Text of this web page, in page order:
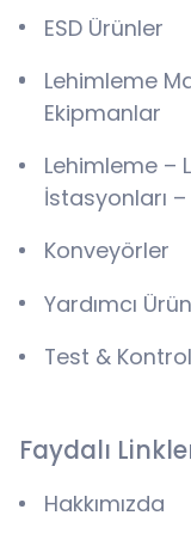
ESD Ürünler
Lehimleme
Ekipmanlar
Lehimleme –
İstasyonları
Konveyörler
Yardımcı
Test &
Faydalı
Hakkımızda